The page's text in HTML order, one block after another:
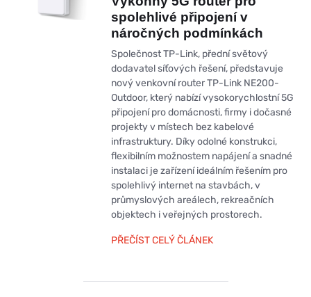
spolehlivé připojení v
náročných podmínkách
Společnost TP-Link, přední světový
dodavatel síťových řešení, představuje
nový venkovní router TP-Link NE200-
Outdoor, který nabízí vysokorychlostní 5G
připojení pro domácnosti, firmy i dočasné
projekty v místech bez kabelové
infrastruktury. Díky odolné konstrukci,
flexibilním možnostem napájení a snadné
instalaci je zařízení ideálním řešením pro
spolehlivý internet na stavbách, v
průmyslových areálech, rekreačních
objektech i veřejných prostorech.
PŘEČÍST CELÝ ČLÁNEK